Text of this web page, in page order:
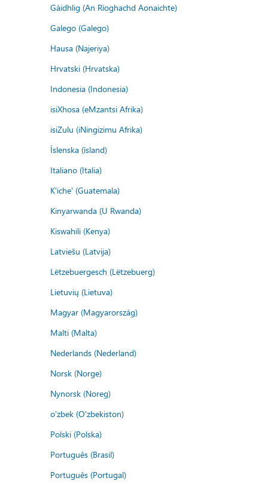
Gàidhlig (An Rìoghachd Aonaichte)
Galego (Galego)
Hausa (Najeriya)
Hrvatski (Hrvatska)
Indonesia (Indonesia)
isiXhosa (eMzantsi Afrika)
isiZulu (iNingizimu Afrika)
Íslenska (ísland)
Italiano (Italia)
K'iche' (Guatemala)
Kinyarwanda (U Rwanda)
Kiswahili (Kenya)
Latviešu (Latvija)
Lëtzebuergesch (Lëtzebuerg)
Lietuvių (Lietuva)
Magyar (Magyarország)
Malti (Malta)
Nederlands (Nederland)
Norsk (Norge)
Nynorsk (Noreg)
o'zbek (O'zbekiston)
Polski (Polska)
Português (Brasil)
Português (Portugal)